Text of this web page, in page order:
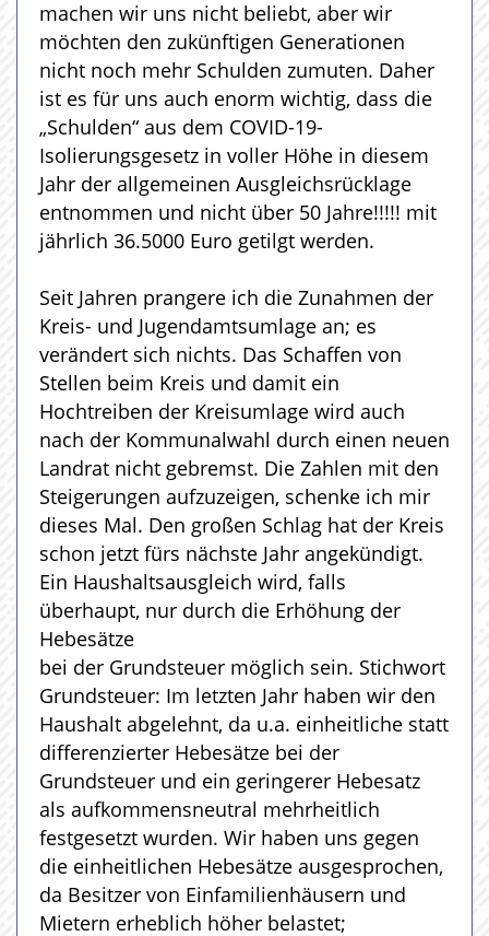
machen wir uns nicht beliebt, aber wir
möchten den zukünftigen Generationen
nicht noch mehr Schulden zumuten. Daher
ist es für uns auch enorm wichtig, dass die
„Schulden“ aus dem COVID-19-
Isolierungsgesetz in voller Höhe in diesem
Jahr der allgemeinen Ausgleichsrücklage
entnommen und nicht über 50 Jahre!!!!! mit
jährlich 36.5000 Euro getilgt werden.
Seit Jahren prangere ich die Zunahmen der
Kreis- und Jugendamtsumlage an; es
verändert sich nichts. Das Schaffen von
Stellen beim Kreis und damit ein
Hochtreiben der Kreisumlage wird auch
nach der Kommunalwahl durch einen neuen
Landrat nicht gebremst. Die Zahlen mit den
Steigerungen aufzuzeigen, schenke ich mir
dieses Mal. Den großen Schlag hat der Kreis
schon jetzt fürs nächste Jahr angekündigt.
Ein Haushaltsausgleich wird, falls
überhaupt, nur durch die Erhöhung der
Hebesätze
bei der Grundsteuer möglich sein. Stichwort
Grundsteuer: Im letzten Jahr haben wir den
Haushalt abgelehnt, da u.a. einheitliche statt
differenzierter Hebesätze bei der
Grundsteuer und ein geringerer Hebesatz
als aufkommensneutral mehrheitlich
festgesetzt wurden. Wir haben uns gegen
die einheitlichen Hebesätze ausgesprochen,
da Besitzer von Einfamilienhäusern und
Mietern erheblich höher belastet;